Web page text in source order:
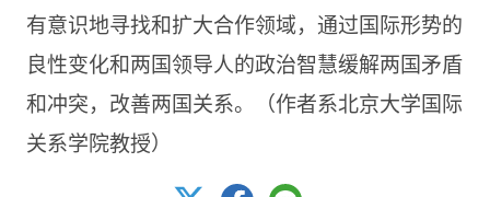
有意识地寻找和扩大合作领域，通过国际形势的
良性变化和两国领导人的政治智慧缓解两国矛盾
和冲突，改善两国关系。（作者系北京大学国际
关系学院教授）